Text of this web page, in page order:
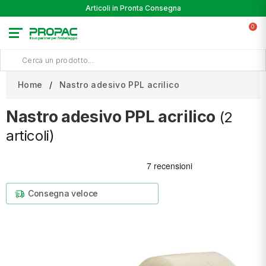
0
Articoli in Pronta Consegna
Home Nastro adesivo PPL acrilico
Nastro adesivo PPL acrilico (2
articoli)
Consegna veloce